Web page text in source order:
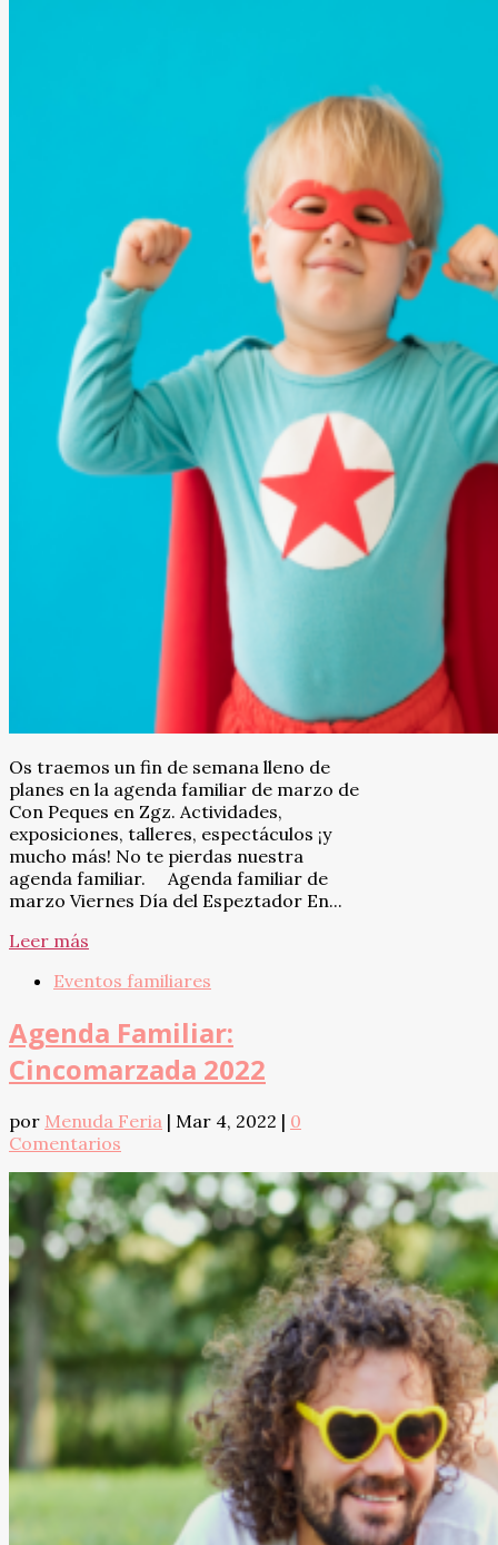
Os traemos un fin de semana lleno de
planes en la agenda familiar de marzo de
Con Peques en Zgz. Actividades,
exposiciones, talleres, espectáculos ¡y
mucho más! No te pierdas nuestra
agenda familiar. Agenda familiar de
marzo Viernes Día del Espeztador En...
Leer más
Eventos familiares
Agenda Familiar:
Cincomarzada 2022
por Menuda Feria | Mar 4, 2022 | 0
Comentarios